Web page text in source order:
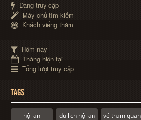
Đang truy cập
Máy chủ tìm kiếm
Khách viếng thăm
Hôm nay
Tháng hiện tại
Tổng lượt truy cập
TAGS
hội an du lịch hội an vé tham quan